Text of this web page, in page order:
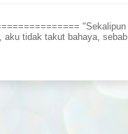
"Sekalipun
aku tidak takut bahaya, sebab